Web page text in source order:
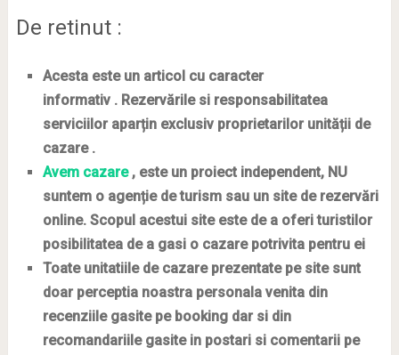
De retinut :
Acesta este un articol cu caracter
informativ . Rezervările si responsabilitatea
serviciilor aparțin exclusiv proprietarilor unității de
cazare .
Avem cazare, este un proiect independent, NU
suntem o agenție de turism sau un site de rezervări
online. Scopul acestui site este de a oferi turistilor
posibilitatea de a gasi o cazare potrivita pentru ei
Toate unitatiile de cazare prezentate pe site sunt
doar perceptia noastra personala venita din
recenziile gasite pe booking dar si din
recomandariile gasite in postari si comentarii pe